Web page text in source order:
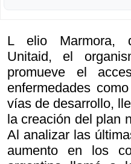
L elio Marmora,
Unitaid, el
promueve el
enfermedades
vías de desarrollo,
la creación del plan
Al analizar las
aumento en los